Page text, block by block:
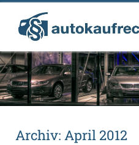
Ar­chiv: April 2012